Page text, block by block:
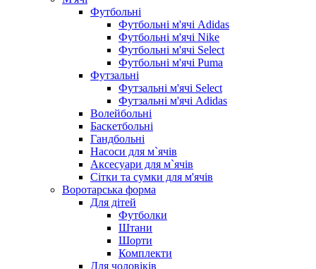
Футбольні
Футбольні м'ячі Adidas
Футбольні м'ячі Nike
Футбольні м'ячі Select
Футбольні м'ячі Puma
Футзальні
Футзальні м'ячі Select
Футзальні м'ячі Adidas
Волейбольні
Баскетбольні
Гандбольні
Насоси для м`ячів
Аксесуари для м`ячів
Сітки та сумки для м'ячів
Воротарська форма
Для дітей
Футболки
Штани
Шорти
Комплекти
Для чоловіків